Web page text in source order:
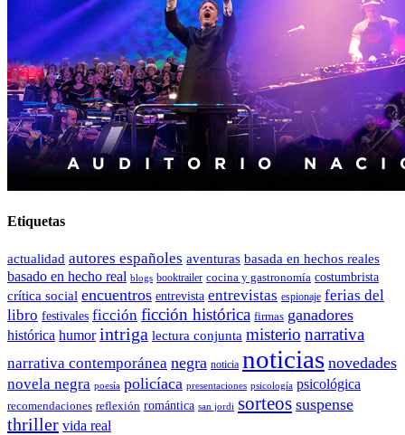
Etiquetas
actualidad autores españoles aventuras basada en hechos reales
basado en hecho real blogs booktrailer cocina y gastronomía costumbrista
crítica social encuentros entrevista entrevistas espionaje ferias del
libro festivales ficción ficción histórica firmas ganadores
histórica humor intriga lectura conjunta misterio narrativa
narrativa contemporánea negra noticia noticias novedades
novela negra poesía policíaca presentaciones psicología psicológica
recomendaciones reflexión romántica san jordi sorteos suspense
thriller vida real